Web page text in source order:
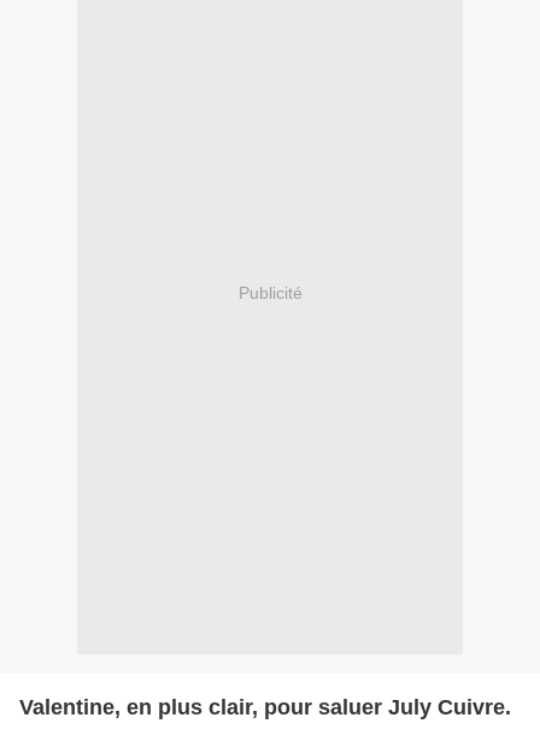
Publicité
Valentine, en plus clair, pour saluer July Cuivre.